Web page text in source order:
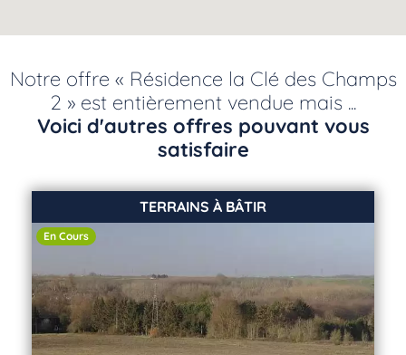
Notre offre « Résidence la Clé des Champs
2 » est entièrement vendue mais ...
Voici d'autres offres pouvant vous
satisfaire
TERRAINS À BÂTIR
En Cours